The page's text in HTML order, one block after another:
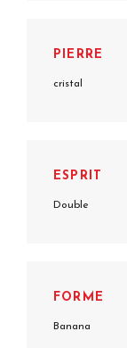
PIERRE
cristal
ESPRIT
Double
FORME
Banana